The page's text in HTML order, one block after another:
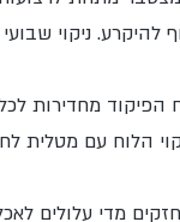
ניקוי
הפיקוד מחדירות
מדי עלולים